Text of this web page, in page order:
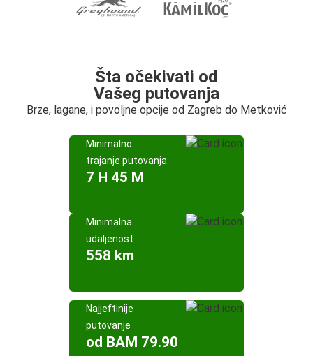
Šta očekivati od
Vašeg putovanja
Brze, lagane, i povoljne opcije od Zagreb do Metković
Minimalno
trajanje putovanja
7 H 45 M
Minimalna
udaljenost
558 km
Najjeftinije
putovanje
od BAM 79.90